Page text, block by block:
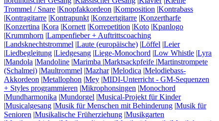
Trommel / Snare |Knopfakkordeon |Komposition |Kontrabass
|Kontragitarre |Kontrapunkt|Konzertgitarre |Konzertharfe
|Konzertina |Kora |Kornett|Korrepetition |Koto |Kpanlogo
|Krummhorn |Lampenfieber + Auftrittscoaching
|Landsknechtstrommel |Laute (europäische) |Löffel |Leier
|Liedbegleitung |Liedgesang |Liege-Monochord |Low Whistle |Lyra
|Mandola |Mandoline |Marimba |Marktsackpfeife |Martinstrompete
(Schalmei) |Maultrommel |Mazhar|Melodica |Melodiebass-
Akkordeon |Metallophon |Mey |MIDI-Unterricht - GM-Sequenzen
+ Styles programmieren |Mikrophonsingen |Monochord
|Mundharmonika |Mundorgel |Musical-Projekt für Kinder
|Musicalgesang |Musik für Menschen mit Behinderung |Musik für
Senioren |Musikalische Früherziehung |Musikgarten